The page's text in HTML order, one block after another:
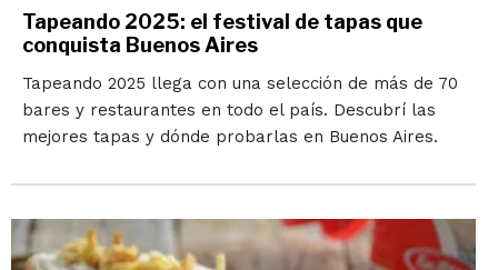
Tapeando 2025: el festival de tapas que
conquista Buenos Aires
Tapeando 2025 llega con una selección de más de 70
bares y restaurantes en todo el país. Descubrí las
mejores tapas y dónde probarlas en Buenos Aires.